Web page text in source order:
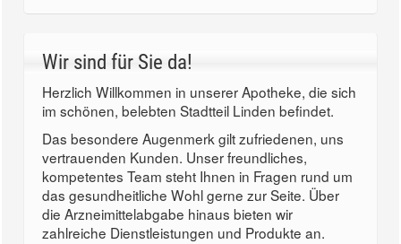
Wir sind für Sie da!
Herzlich Willkommen in unserer Apotheke, die sich
im schönen, belebten Stadtteil Linden befindet.
Das besondere Augenmerk gilt zufriedenen, uns
vertrauenden Kunden. Unser freundliches,
kompetentes Team steht Ihnen in Fragen rund um
das gesundheitliche Wohl gerne zur Seite. Über
die Arzneimittelabgabe hinaus bieten wir
zahlreiche Dienstleistungen und Produkte an.